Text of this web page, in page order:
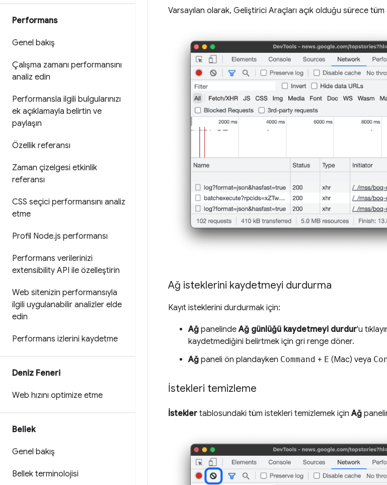
Performans
Genel bakış
Çalışma zamanı performansını
analiz edin
Performansla ilgili bulgularınızı
ek açıklamayla belirtin ve
paylaşın
Özellik referansı
Zaman çizelgesi etkinlik
referansı
CSS seçici performansını analiz
etme
Profil Node.js performansı
Performans verilerinizi
extensibility API ile özelleştirin
Web sitenizin performansıyla
ilgili uygulanabilir analizler elde
edin
Performans izlerini kaydetme
Deniz Feneri
Web hızını optimize etme
Bellek
Genel bakış
Bellek terminolojisi
Varsayılan olarak, Geliştirici Araçları açık olduğu sürece
Ağ isteklerini kaydetmeyi durdurma
Kayıt isteklerini durdurmak için:
Ağ panelindeAğ günlüğü kaydetmeyi durdur'u
kaydetmediğini belirtmek için gri renge döner.
Ağ paneli ön plandayken Command + E (Mac) veya
İstekleri temizleme
İstekler tablosundaki tüm istekleri temizlemek içinAğ